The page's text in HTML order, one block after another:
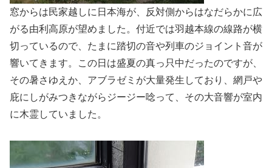
窓からは民家越しに日本海が、反対側からはなだらかに広
がる由利高原が望めました。付近では羽越本線の線路が横
切っているので、たまに踏切の音や列車のジョイント音が
響いてきます。この日は盛夏の真っ只中だったのですが、
その暑さゆえか、アブラゼミが大量発生しており、網戸や
庇にしがみつきながらジージー唸って、その大音響が室内
に木霊していました。